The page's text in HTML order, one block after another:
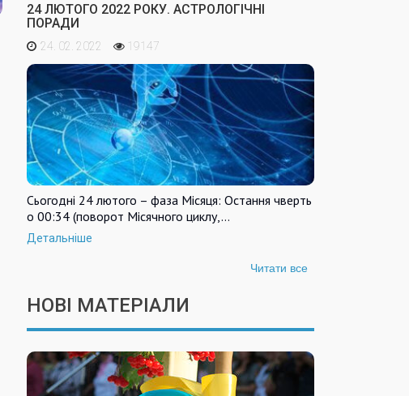
24 ЛЮТОГО 2022 РОКУ. АСТРОЛОГІЧНІ
ПОРАДИ
24. 02. 2022 19147
Сьогодні 24 лютого – фаза Місяця: Остання чверть
о 00:34 (поворот Місячного циклу,…
Детальніше
Читати все
НОВІ МАТЕРІАЛИ